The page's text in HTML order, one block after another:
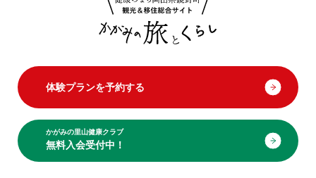
体験プランを予約する
かがみの里山健康クラブ
無料入会受付中！